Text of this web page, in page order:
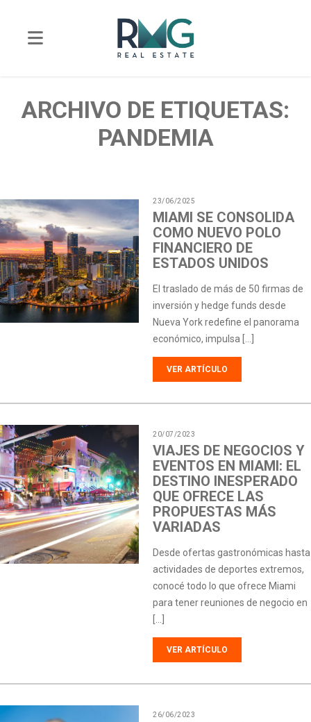
ARCHIVO DE ETIQUETAS:
PANDEMIA
23/06/2025
MIAMI SE CONSOLIDA
COMO NUEVO POLO
FINANCIERO DE
ESTADOS UNIDOS
El traslado de más de 50 firmas de
inversión y hedge funds desde
Nueva York redefine el panorama
económico, impulsa […]
VER ARTÍCULO
20/07/2023
VIAJES DE NEGOCIOS Y
EVENTOS EN MIAMI: EL
DESTINO INESPERADO
QUE OFRECE LAS
PROPUESTAS MÁS
VARIADAS
Desde ofertas gastronómicas hasta
actividades de deportes extremos,
conocé todo lo que ofrece Miami
para tener reuniones de negocio en
[…]
VER ARTÍCULO
26/06/2023